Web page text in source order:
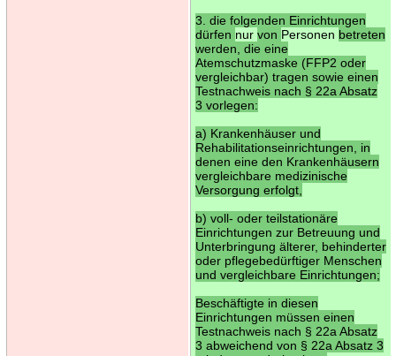
3. die folgenden Einrichtungen
dürfen nur von Personen betreten
werden, die eine
Atemschutzmaske (FFP2 oder
vergleichbar) tragen sowie einen
Testnachweis nach § 22a Absatz
3 vorlegen:
a) Krankenhäuser und
Rehabilitationseinrichtungen, in
denen eine den Krankenhäusern
vergleichbare medizinische
Versorgung erfolgt,
b) voll- oder teilstationäre
Einrichtungen zur Betreuung und
Unterbringung älterer, behinderter
oder pflegebedürftiger Menschen
und vergleichbare Einrichtungen;
Beschäftigte in diesen
Einrichtungen müssen einen
Testnachweis nach § 22a Absatz
3 abweichend von § 22a Absatz 3